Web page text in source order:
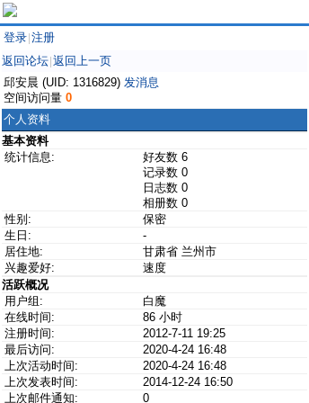
登录 注册
返回论坛 返回上一页
邱安晨 (UID: 1316829) 发消息
空间访问量 0
个人资料
基本资料
统计信息:
好友数 6
记录数 0
日志数 0
相册数 0
性别:
保密
生日:
-
居住地:
甘肃省 兰州市
兴趣爱好:
速度
活跃概况
用户组:
白魔
在线时间:
86 小时
注册时间:
2012-7-11 19:25
最后访问:
2020-4-24 16:48
上次活动时间:
2020-4-24 16:48
上次发表时间:
2014-12-24 16:50
上次邮件通知:
0